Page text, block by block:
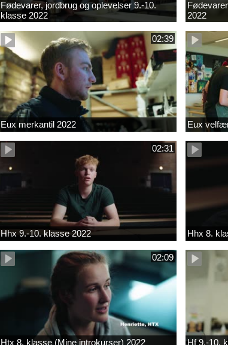
Fødevarer, jordbrug og oplevelser 9.-10.
klasse 2022
2022
02:39
Eux merkantil 2022 Eux
02:31
Hhx 9.-10. klasse 2022 Hhx 8.
02:09
Htx 8. klasse (Mine introkurser) 2022 Hf 9.-10.